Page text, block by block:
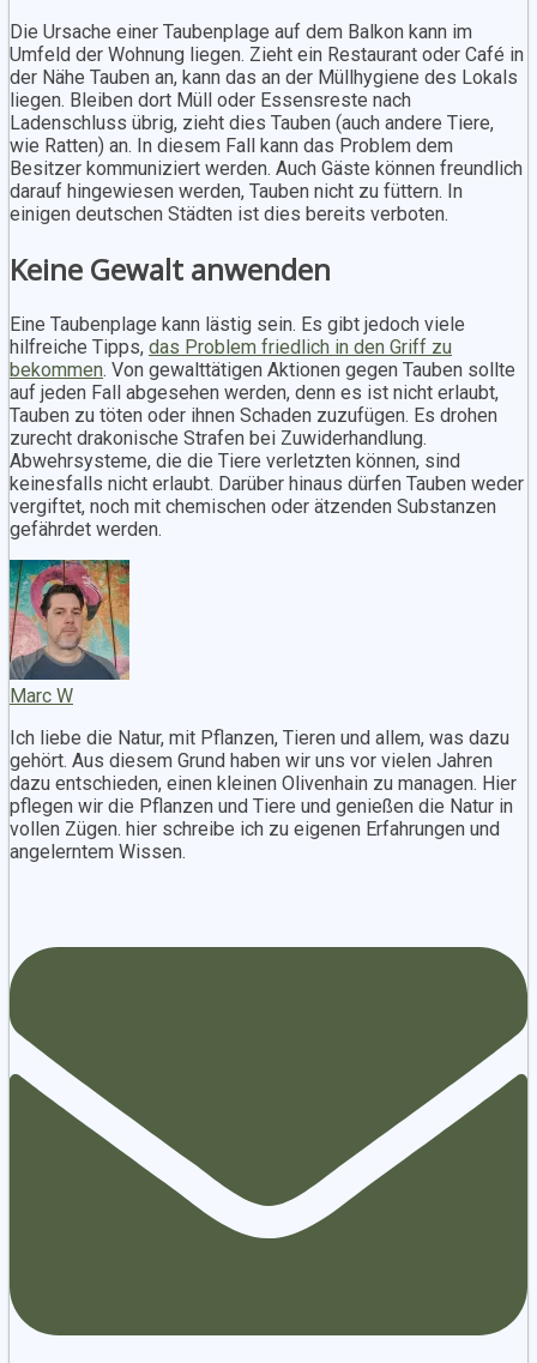
Die Ursache einer Taubenplage auf dem Balkon kann im
Umfeld der Wohnung liegen. Zieht ein Restaurant oder Café in
der Nähe Tauben an, kann das an der Müllhygiene des Lokals
liegen. Bleiben dort Müll oder Essensreste nach
Ladenschluss übrig, zieht dies Tauben (auch andere Tiere,
wie Ratten) an. In diesem Fall kann das Problem dem
Besitzer kommuniziert werden. Auch Gäste können freundlich
darauf hingewiesen werden, Tauben nicht zu füttern. In
einigen deutschen Städten ist dies bereits verboten.
Keine Gewalt anwenden
Eine Taubenplage kann lästig sein. Es gibt jedoch viele
hilfreiche Tipps, das Problem friedlich in den Griff zu
bekommen. Von gewalttätigen Aktionen gegen Tauben sollte
auf jeden Fall abgesehen werden, denn es ist nicht erlaubt,
Tauben zu töten oder ihnen Schaden zuzufügen. Es drohen
zurecht drakonische Strafen bei Zuwiderhandlung.
Abwehrsysteme, die die Tiere verletzten können, sind
keinesfalls nicht erlaubt. Darüber hinaus dürfen Tauben weder
vergiftet, noch mit chemischen oder ätzenden Substanzen
gefährdet werden.
Marc W
Ich liebe die Natur, mit Pflanzen, Tieren und allem, was dazu
gehört. Aus diesem Grund haben wir uns vor vielen Jahren
dazu entschieden, einen kleinen Olivenhain zu managen. Hier
pflegen wir die Pflanzen und Tiere und genießen die Natur in
vollen Zügen. hier schreibe ich zu eigenen Erfahrungen und
angelerntem Wissen.